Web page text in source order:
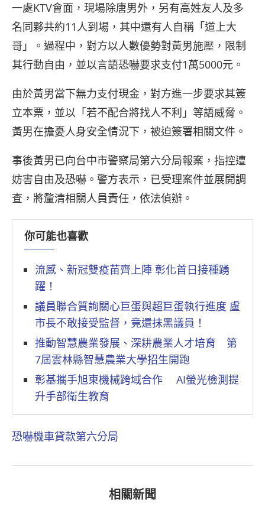
一處KTV會面，現場除唐男外，另有高姓友人及多
名同夥共約11人到場，其中還有人自稱「道上大
哥」。過程中，對方以人數優勢對黃男施壓，限制
其行動自由，並以言語恐嚇要求支付1萬5000元。
由於黃男當下無力支付現金，對方進一步要求其簽
立本票，並以「若不配合將找人不利」等語威脅。
黃男在擔憂人身安全情況下，被迫簽署相關文件。
事後黃男已向台中市警察局第六分局報案，指控遭
妨害自由及恐嚇。警方表示，已受理案件並展開調
查，將釐清相關人員責任，依法偵辦。
你可能也喜歡
流感、新冠雙疫苗齊上陣 彰化首日接種踴
躍！
議員聯合質詢關心巨蛋與超巨蛋執行進度 盧
市長不敢接受監督，竟還抹黑議員！
推動智慧農業發展、深耕農業人才培育 第
7屆雲林縣智慧農業大學招生開跑
彰基攜手旭東機械跨域合作 AI螢光檢測提
升手部衛生教育
恐嚇機車貸款第六分局
相關新聞